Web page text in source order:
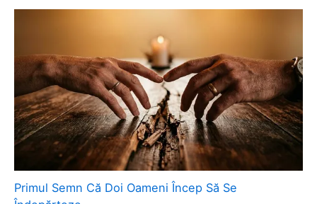
Primul Semn Că Doi Oameni Încep Să Se